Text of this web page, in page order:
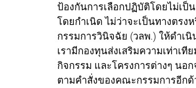
ป้องกันการเลือกปฏิบัติโดยไม่เ
โดยกำเนิด ไม่ว่าจะเป็นทางตรง
กรรมการวินิจฉัย (วลพ.) ให้ดำเ
เรามีกองทุนส่งเสริมความเท่าเที
กิจกรรม และโครงการต่างๆ น
ตามคำสั่งของคณะกรรมการอีก